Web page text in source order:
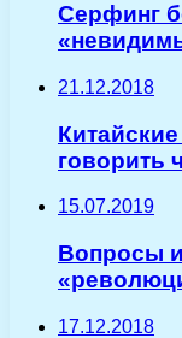
Серфинг
21.12.2018
говорить
15.07.2019
Вопросы и
17.12.2018